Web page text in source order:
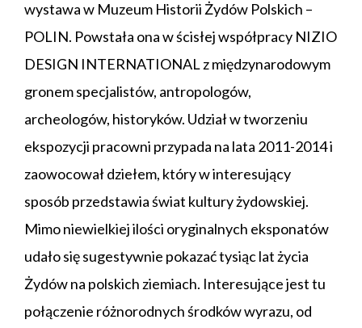
wystawa w Muzeum Historii Żydów Polskich –
POLIN. Powstała ona w ścisłej współpracy NIZIO
DESIGN INTERNATIONAL z międzynarodowym
gronem specjalistów, antropologów,
archeologów, historyków. Udział w tworzeniu
ekspozycji pracowni przypada na lata 2011-2014 i
zaowocował dziełem, który w interesujący
sposób przedstawia świat kultury żydowskiej.
Mimo niewielkiej ilości oryginalnych eksponatów
udało się sugestywnie pokazać tysiąc lat życia
Żydów na polskich ziemiach. Interesujące jest tu
połączenie różnorodnych środków wyrazu, od